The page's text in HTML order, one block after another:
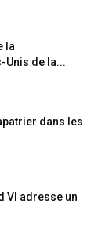
la
Unis de la...
dans les
VI adresse un